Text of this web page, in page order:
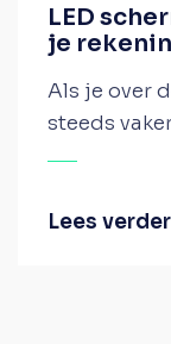
LED
je
Als je over
steeds
Lees verder